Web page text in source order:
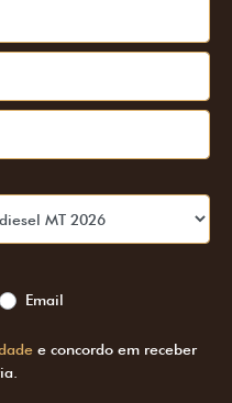
Email
e concordo em receber